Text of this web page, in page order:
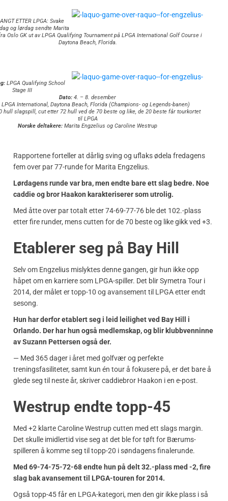
ETTER LPGA: Svake
og lørdag sendte Marita
Oslo GK ut av LPGA Qualifying Tournament på LPGA International Golf Course i
Daytona Beach, Florida.
LPGA Qualifying School
Stage III
Dato: 4. – 8. desember
LPGA International, Daytona Beach, Florida (Champions- og Legends-banen)
hull slagspill, cut etter 72 hull ved de 70 beste og like, de 20 beste får tourkortet
til LPGA
Norske deltakere: Marita Engzelius og Caroline Westrup
Rapportene forteller at dårlig sving og uflaks ødela fredagens
fem over par 77-runde for Marita Engzelius.
Lørdagens runde var bra, men endte bare ett slag bedre. Noe
caddie og bror Haakon karakteriserer som utrolig.
Med åtte over par totalt etter 74-69-77-76 ble det 102.-plass
etter fire runder, mens cutten for de 70 beste og like gikk ved +3.
Etablerer seg på Bay Hill
Selv om Engzelius mislyktes denne gangen, gir hun ikke opp
håpet om en karriere som LPGA-spiller. Det blir Symetra Tour i
2014, der målet er topp-10 og avansement til LPGA etter endt
sesong.
Hun har derfor etablert seg i leid leilighet ved Bay Hill i
Orlando. Der har hun også medlemskap, og blir klubbvenninne
av Suzann Pettersen også der.
— Med 365 dager i året med golfvær og perfekte
treningsfasiliteter, samt kun én tour å fokusere på, er det bare å
glede seg til neste år, skriver caddiebror Haakon i en e-post.
Westrup endte topp-45
Med +2 klarte Caroline Westrup cutten med ett slags margin.
Det skulle imidlertid vise seg at det ble for tøft for Bærums-
spilleren å komme seg til topp-20 i søndagens finalerunde.
Med 69-74-75-72-68 endte hun på delt 32.-plass med -2, fire
slag bak avansement til LPGA-touren for 2014.
Også topp-45 får en LPGA-kategori, men den gir ikke plass i så